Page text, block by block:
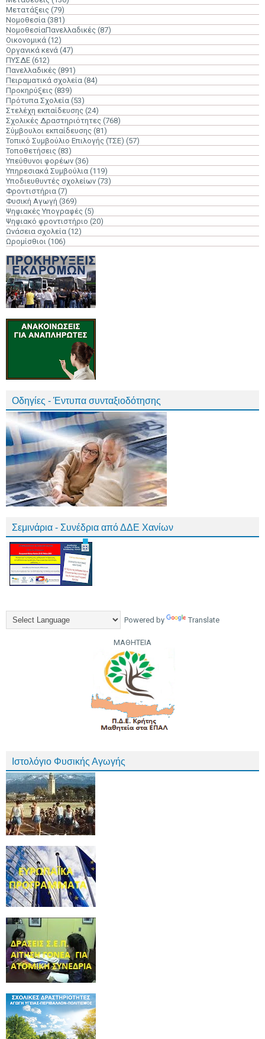
Μετατάξεις (79)
Νομοθεσία (381)
ΝομοθεσίαΠανελλαδικές (87)
Οικονομικά (12)
Οργανικά κενά (47)
ΠΥΣΔΕ (612)
Πανελλαδικές (891)
Πειραματικά σχολεία (84)
Προκηρύξεις (839)
Πρότυπα Σχολεία (53)
Στελέχη εκπαίδευσης (24)
Σχολικές Δραστηριότητες (768)
Σύμβουλοι εκπαίδευσης (81)
Τοπικό Συμβούλιο Επιλογής (ΤΣΕ) (57)
Τοποθετήσεις (83)
Υπεύθυνοι φορέων (36)
Υπηρεσιακά Συμβούλια (119)
Υποδιευθυντές σχολείων (73)
Φροντιστήρια (7)
Φυσική Αγωγή (369)
Ψηφιακές Υπογραφές (5)
Ψηφιακό φροντιστήριο (20)
Ωνάσεια σχολεία (12)
Ωρομίσθιοι (106)
Οδηγίες - Έντυπα συνταξιοδότησης
Σεμινάρια - Συνέδρια από ΔΔΕ Χανίων
Powered by Translate
ΜΑΘΗΤΕΙΑ
Ιστολόγιο Φυσικής Αγωγής